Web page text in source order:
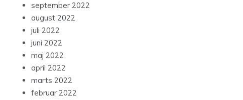
september 2022
august 2022
juli 2022
juni 2022
maj 2022
april 2022
marts 2022
februar 2022